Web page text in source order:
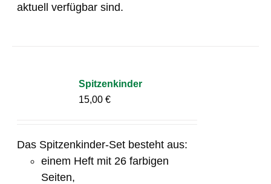
aktuell verfügbar sind.
Spitzenkinder
15,00€
Das Spitzenkinder-Set besteht aus:
einem Heft mit 26 farbigen
Seiten,